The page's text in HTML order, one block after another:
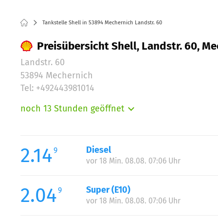
Tankstelle Shell in 53894 Mechernich Landstr. 60
Preisübersicht Shell, Landstr. 60,
Landstr. 60
53894 Mechernich
Tel: +492443981014
noch 13 Stunden geöffnet
Mittwoch:
Donnerstag:
Samstag:
Sonntag:
2.149 Diesel
vor 18 Min. 08.08. 07:06 Uhr
2.049 Super (E10)
vor 18 Min. 08.08. 07:06 Uhr